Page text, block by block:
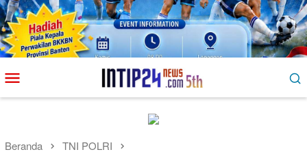
ke
kontenMobile
Beranda TNI POLRI